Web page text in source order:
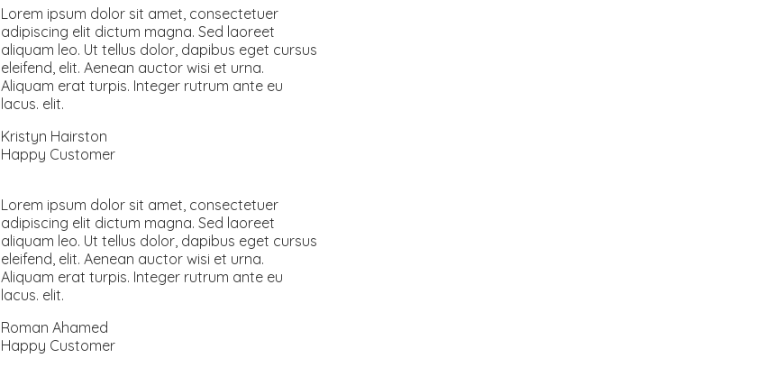
Lorem ipsum dolor sit amet, consectetuer
adipiscing elit dictum magna. Sed laoreet
aliquam leo. Ut tellus dolor, dapibus eget cursus
eleifend, elit. Aenean auctor wisi et urna.
Aliquam erat turpis. Integer rutrum ante eu
lacus. elit.
Kristyn Hairston
Happy Customer
Lorem ipsum dolor sit amet, consectetuer
adipiscing elit dictum magna. Sed laoreet
aliquam leo. Ut tellus dolor, dapibus eget cursus
eleifend, elit. Aenean auctor wisi et urna.
Aliquam erat turpis. Integer rutrum ante eu
lacus. elit.
Roman Ahamed
Happy Customer